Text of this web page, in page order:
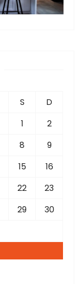
S
D
1
2
8
9
15
16
22
23
29
30